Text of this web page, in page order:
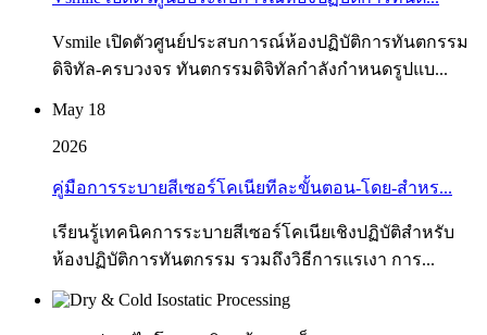
Vsmile เปิดตัวศูนย์ประสบการณ์ห้องปฏิบัติการทันตกรรม
ดิจิทัล-ครบวงจร ทันตกรรมดิจิทัลกำลังกำหนดรูปแบ...
May 18
2026
คู่มือการระบายสีเซอร์โคเนียทีละขั้นตอน-โดย-สำหร...
เรียนรู้เทคนิคการระบายสีเซอร์โคเนียเชิงปฏิบัติสำหรับ
ห้องปฏิบัติการทันตกรรม รวมถึงวิธีการแรเงา การ...